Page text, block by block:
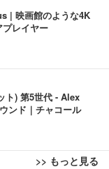
| 映画館のような4K
レイヤー
ト) 第5世代 - Alex
ンド｜チャコール
>> もっと見る